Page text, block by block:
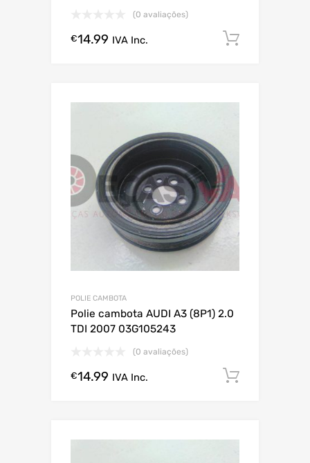
(0 avaliações)
€14.99 IVA Inc.
POLIE CAMBOTA
Polie cambota AUDI A3 (8P1) 2.0
TDI 2007 03G105243
(0 avaliações)
€14.99 IVA Inc.